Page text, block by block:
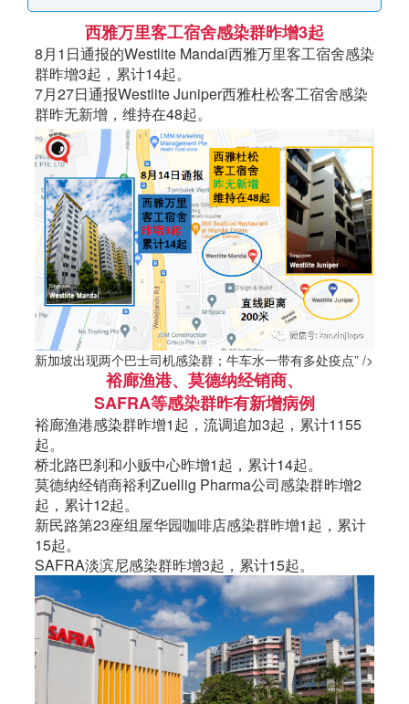
西雅万里客工宿舍感染群昨增3起
8月1日通报的Westlite Mandai西雅万里客工宿舍感染
群昨增3起，累计14起。
7月27日通报Westlite Juniper西雅杜松客工宿舍感染
群昨无新增，维持在48起。
新加坡出现两个巴士司机感染群；牛车水一带有多处疫点” />
裕廊渔港、莫德纳经销商、
SAFRA等感染群昨有新增病例
裕廊渔港感染群昨增1起，流调追加3起，累计1155
起。
桥北路巴刹和小贩中心昨增1起，累计14起。
莫德纳经销商裕利Zuellig Pharma公司感染群昨增2
起，累计12起。
新民路第23座组屋华园咖啡店感染群昨增1起，累计
15起。
SAFRA淡滨尼感染群昨增3起，累计15起。